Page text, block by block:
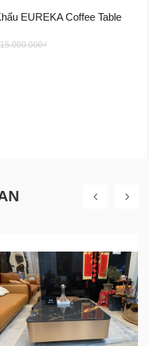
EUREKA Coffee Table
15.000.000₫